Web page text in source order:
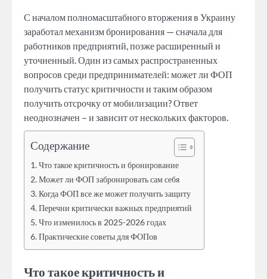
С началом полномасштабного вторжения в Украину
заработал механизм бронирования — сначала для
работников предприятий, позже расширенный и
уточненный. Один из самых распространенных
вопросов среди предпринимателей: может ли ФОП
получить статус критичности и таким образом
получить отсрочку от мобилизации? Ответ
неоднозначен – и зависит от нескольких факторов.
Содержание
Что такое критичность и бронирование
Может ли ФОП забронировать сам себя
Когда ФОП все же может получить защиту
Перечни критически важных предприятий
Что изменилось в 2025-2026 годах
Практические советы для ФОПов
Что такое критичность и